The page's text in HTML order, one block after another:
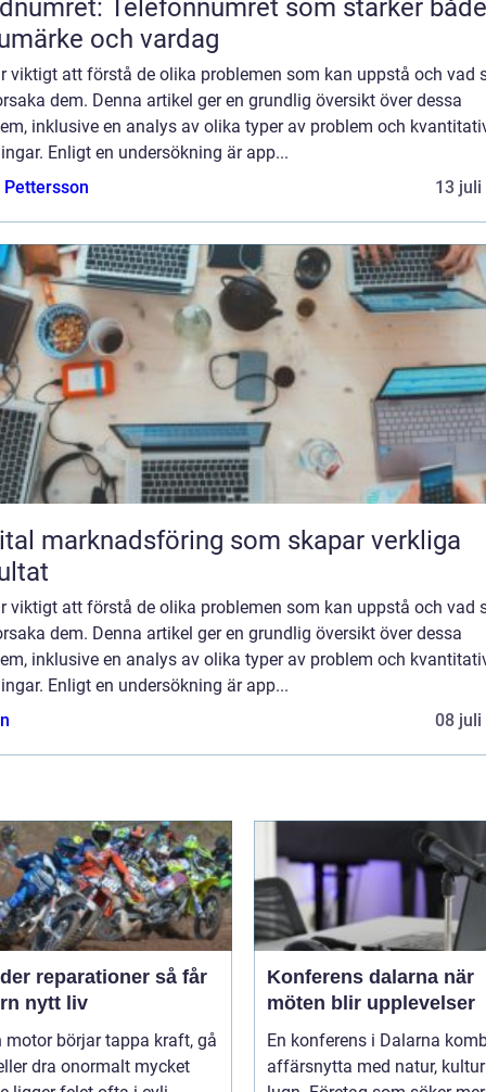
Telefonnumret som stärker både
och vardag
viktigt att förstå de olika problemen som kan uppstå och vad
dem. Denna artikel ger en grundlig översikt över dessa
inklusive en analys av olika typer av problem och
Enligt en undersökning är app...
13 juli
marknadsföring som skapar verkliga
viktigt att förstå de olika problemen som kan uppstå och vad
dem. Denna artikel ger en grundlig översikt över dessa
inklusive en analys av olika typer av problem och
Enligt en undersökning är app...
08 juli
reparationer så får
nytt liv
motor börjar tappa kraft, gå
dra onormalt mycket
Konferens dalarna när
möten blir upplevelser
En konferens i Dalarna
affärsnytta med natur,